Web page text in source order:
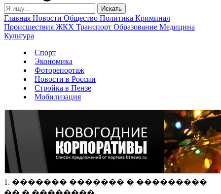
Главная Новости Общество Политика Криминал
Происшествия ЖКХ Транспорт Образование Медицина
Культура
Спорт
Экономика
Фоторепортаж
Новости в России
Стройка в Пензе
Мобилизация
1. ������� ������� � ���������